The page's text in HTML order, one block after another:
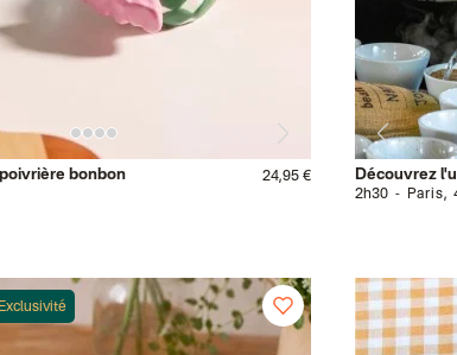
bonbon 24,95 € Découvrez
2h30 Paris,
Exclusivité